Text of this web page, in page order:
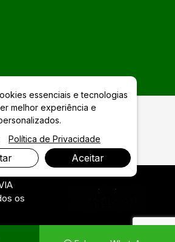
Mental Corporativa em Goiânia
os
essenciais e tecnologias
melhor experiência e
Política de Privacidade
Aceitar